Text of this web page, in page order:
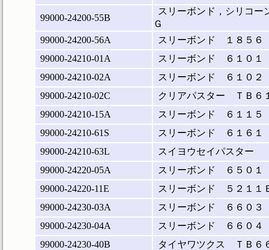
99000-24200-55B
スリーボンド，シリコー
Ｇ
99000-24200-56A
スリーボンド １８５６
99000-24210-01A
スリーボンド ６１０１
99000-24210-02A
スリーボンド ６１０２
99000-24210-02C
クリアパスター ＴＢ６
99000-24210-15A
スリーボンド ６１１５
99000-24210-61S
スリーボンド ６１６
99000-24210-63L
スイヨウセイパスター
99000-24220-05A
スリーボンド ６５０１
99000-24220-11E
スリーボンド ５２１１
99000-24230-03A
スリーボンド ６６０３
99000-24230-04A
スリーボンド ６６０４
99000-24230-40B
タイヤワツクス ＴＢ６